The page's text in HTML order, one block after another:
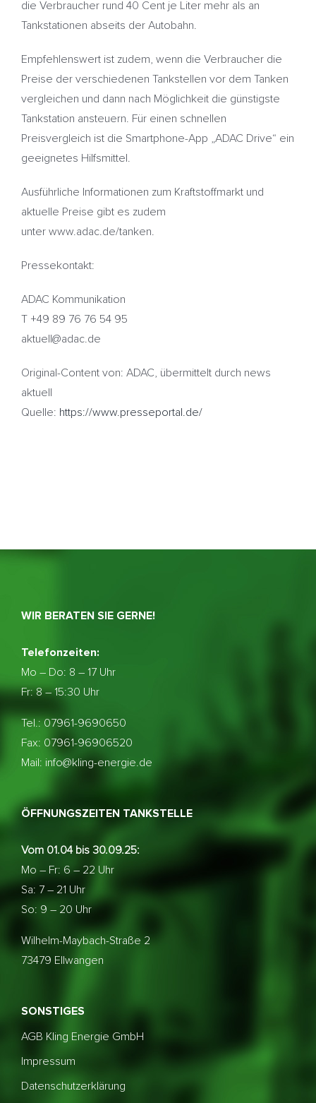
die Verbraucher rund 40 Cent je Liter mehr als an
Tankstationen abseits der Autobahn.
Empfehlenswert ist zudem, wenn die Verbraucher die
Preise der verschiedenen Tankstellen vor dem Tanken
vergleichen und dann nach Möglichkeit die günstigste
Tankstation ansteuern. Für einen schnellen
Preisvergleich ist die Smartphone-App „ADAC Drive“ ein
geeignetes Hilfsmittel.
Ausführliche Informationen zum Kraftstoffmarkt und
aktuelle Preise gibt es zudem
unter www.adac.de/tanken.
Pressekontakt:
ADAC Kommunikation
T +49 89 76 76 54 95
aktuell@adac.de
Original-Content von: ADAC, übermittelt durch news
aktuell
Quelle: https://www.presseportal.de/
WIR BERATEN SIE GERNE!
Telefonzeiten:
Mo – Do: 8 – 17 Uhr
Fr: 8 – 15:30 Uhr
Tel.: 07961-9690650
Fax: 07961-96906520
Mail: info@kling-energie.de
ÖFFNUNGSZEITEN TANKSTELLE
Vom 01.04 bis 30.09.25:
Mo – Fr: 6 – 22 Uhr
Sa: 7 – 21 Uhr
So: 9 – 20 Uhr
Wilhelm-Maybach-Straße 2
73479 Ellwangen
SONSTIGES
AGB Kling Energie GmbH
Impressum
Datenschutzerklärung